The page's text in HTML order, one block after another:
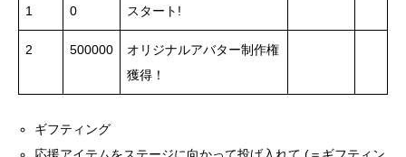
1 0 スタート!
2 500000
オリジナルアバター制作権
獲得！
ギフティング